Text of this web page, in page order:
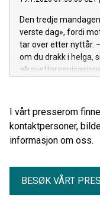
Den tredje
verste dag», fordi
tar over etter nyttår.
om du drakk i helga,
I vårt presserom
kontaktpersoner,
informasjon om oss.
BESØK VÅRT